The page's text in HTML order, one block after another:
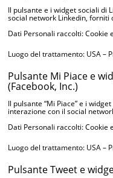
Il pulsante e i widget sociali di
social network Linkedin, forniti
Dati Personali raccolti: Cookie
Luogo del trattamento: USA –
Pulsante Mi Piace e
(Facebook, Inc.)
Il pulsante “Mi Piace” e i
interazione con il social
Dati Personali raccolti: Cookie
Luogo del trattamento: USA –
Pulsante Tweet e